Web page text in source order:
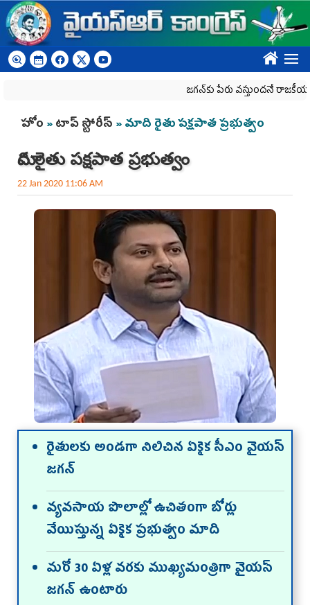
Skip to main content
????
జగన్‌కు పేరు వస్తుందనే రాజకీయ కక్షతో
You are here
హోం »టాప్ స్టోరీస్ » మాది రైతు పక్షపాత ప్రభుత్వం
మాది రైతు పక్షపాత ప్రభుత్వం
22 Jan 2020 11:06 AM
రైతులకు అండగా నిలిచిన ఏకైక సీఎం వైయస్‌
జగన్‌
వ్యవసాయ పొలాల్లో ఉచితంగా బోర్లు
వేయిస్తున్న ఏకైక ప్రభుత్వం మాది
మరో 30 ఏళ్ల వరకు ముఖ్యమంత్రిగా వైయస్‌
జగన్‌ ఉంటారు